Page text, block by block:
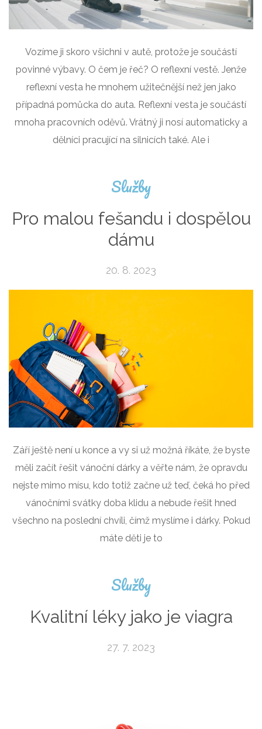
Vozíme ji skoro všichni v autě, protože je součástí
povinné výbavy. O čem je řeč? O reflexní vestě. Jenže
reflexní vesta he mnohem užitečnější než jen jako
případná pomůcka do auta. Reflexní vesta je součástí
mnoha pracovních oděvů. Vrátný ji nosí automaticky a
dělníci pracující na silnicích také. Ale i
Služby
Pro malou fešandu i dospělou
dámu
20. 8. 2023
Září ještě není u konce a vy si už možná říkáte, že byste
měli začít řešit vánoční dárky a věřte nám, že opravdu
nejste mimo mísu, kdo totiž začne už teď, čeká ho před
vánočními svátky doba klidu a nebude řešit hned
všechno na poslední chvíli, čímž myslíme i dárky. Pokud
máte děti je to
Služby
Kvalitní léky jako je viagra
27. 7. 2023